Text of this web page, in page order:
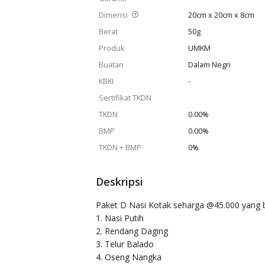
Dimensi
20cm x 20cm x 8cm
Berat
50g
Produk
UMKM
Buatan
Dalam Negri
KBKI
-
Sertifikat TKDN
TKDN
0.00%
BMP
0.00%
TKDN + BMP
0%
Deskripsi
Paket D Nasi Kotak seharga @45.000 yang
1. Nasi Putih
2. Rendang Daging
3. Telur Balado
4. Oseng Nangka